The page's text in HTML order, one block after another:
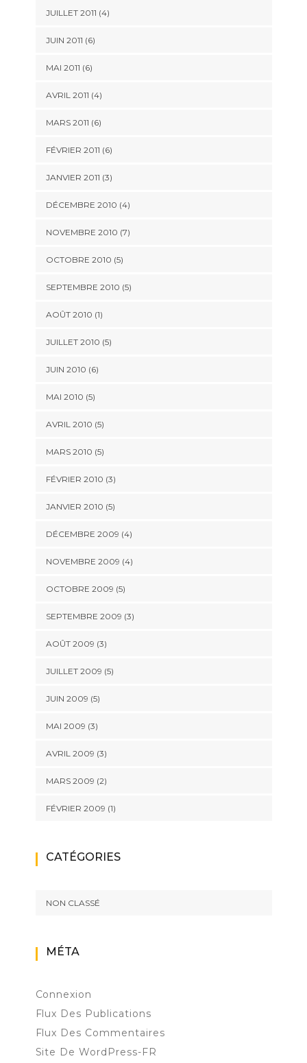
JUILLET 2011 (4)
JUIN 2011 (6)
MAI 2011 (6)
AVRIL 2011 (4)
MARS 2011 (6)
FÉVRIER 2011 (6)
JANVIER 2011 (3)
DÉCEMBRE 2010 (4)
NOVEMBRE 2010 (7)
OCTOBRE 2010 (5)
SEPTEMBRE 2010 (5)
AOÛT 2010 (1)
JUILLET 2010 (5)
JUIN 2010 (6)
MAI 2010 (5)
AVRIL 2010 (5)
MARS 2010 (5)
FÉVRIER 2010 (3)
JANVIER 2010 (5)
DÉCEMBRE 2009 (4)
NOVEMBRE 2009 (4)
OCTOBRE 2009 (5)
SEPTEMBRE 2009 (3)
AOÛT 2009 (3)
JUILLET 2009 (5)
JUIN 2009 (5)
MAI 2009 (3)
AVRIL 2009 (3)
MARS 2009 (2)
FÉVRIER 2009 (1)
CATÉGORIES
NON CLASSÉ
MÉTA
Connexion
Flux Des Publications
Flux Des Commentaires
Site De WordPress-FR